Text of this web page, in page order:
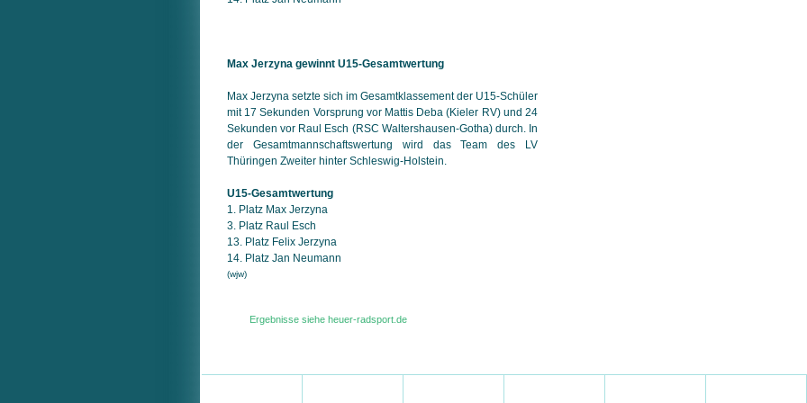
Max Jerzyna gewinnt U15-Gesamtwertung
Max Jerzyna setzte sich im Gesamtklassement der U15-Schüler
mit 17 Sekunden Vorsprung vor Mattis Deba (Kieler RV) und 24
Sekunden vor Raul Esch (RSC Waltershausen-Gotha) durch. In
der Gesamtmannschaftswertung wird das Team des LV
Thüringen Zweiter hinter Schleswig-Holstein.
U15-Gesamtwertung
1. Platz Max Jerzyna
3. Platz Raul Esch
13. Platz Felix Jerzyna
14. Platz Jan Neumann
(wjw)
Ergebnisse siehe heuer-radsport.de